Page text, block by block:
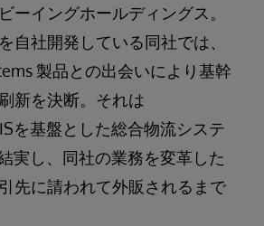
ーイングホールディングス。
自社開発している同社では、
製品との出会いにより基幹
新を決断。それは
を基盤とした総合物流システ
実し、同社の業務を変革した
先に請われて外販されるまで